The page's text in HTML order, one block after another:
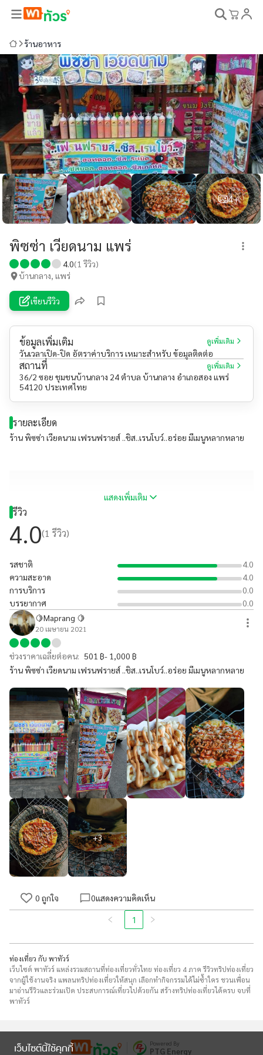
เว็บไซต์นี้ใช้คุกกี้
ร้านอาหาร
4+
พิซซ่า เวียดนาม แพร่
4.0(1 รีวิว)
บ้านกลาง, แพร่
เขียนรีวิว
ข้อมูลเพิ่มเติม ดูเพิ่มเติม
วันเวลาเปิด-ปิด อัตราค่าบริการ เหมาะสำหรับ ข้อมูลติดต่อ
สถานที่ ดูเพิ่มเติม
36/2 ซอย ชุมชนบ้านกลาง 24 ตำบล บ้านกลาง อำเภอสอง แพร่
54120 ประเทศไทย
รายละเอียด
ร้าน พิซซ่า เวียดนาม เฟรนฟรายส์ ..ชิส..เรนโบว์..อร่อย มีเมนูหลากหลาย
แสดงเพิ่มเติม
รีวิว
4.0(1 รีวิว)
รสชาติ
4.0
ความสะอาด
4.0
การบริการ
0.0
บรรยากาศ
0.0
🍋Maprang 🍋
20 เมษายน 2021
ช่วงราคาเฉลี่ยต่อคน: 501 ฿- 1,000 ฿
ร้าน พิซซ่า เวียดนาม เฟรนฟรายส์ ..ชิส..เรนโบว์..อร่อย มีเมนูหลากหลาย
+3
0 ถูกใจ 0แสดงความคิดเห็น
1
ท่องเที่ยว กับ พาทัวร์
เว็บไซต์ พาทัวร์ แหล่งรวมสถานที่ท่องเที่ยวทั่วไทย ท่องเที่ยว 4 ภาค รีวิวทริปท่องเที่ยว
จากผู้ใช้งานจริง แพลนทริปท่องเที่ยวให้สนุก เลือกทำกิจกรรมได้ไม่ซ้ำใคร ชวนเพื่อน
มาอ่านรีวิวและร่วมเปิด ประสบการณ์เที่ยวไปด้วยกัน สร้างทริปท่องเที่ยวได้ครบ จบที่
พาทัวร์
Powered By
PTG Energy